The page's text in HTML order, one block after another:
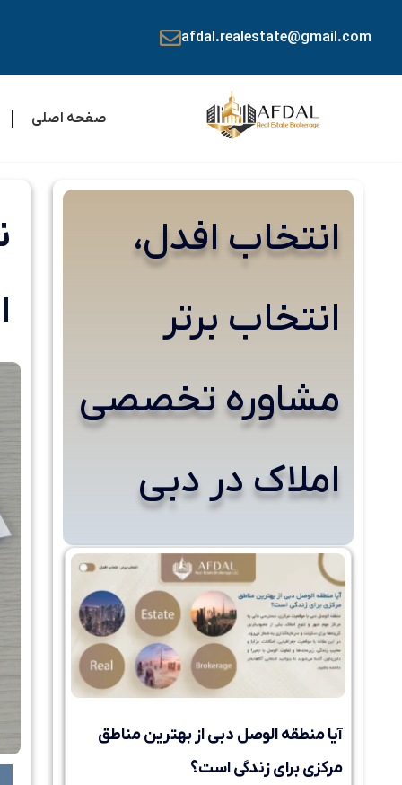
afdal.realestate@gmail.com
صفحه اصلی
انتخاب افدل،
انتخاب برتر
مشاوره تخصصی
املاک در دبی
آیا منطقه الوصل دبی از بهترین مناطق
مرکزی برای زندگی است؟